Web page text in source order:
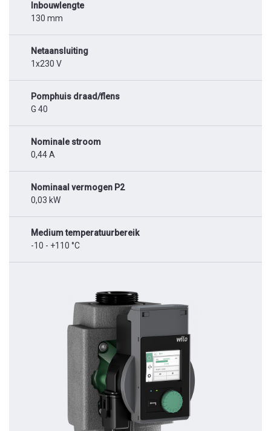
Inbouwlengte
130 mm
Netaansluiting
1x230 V
Pomphuis draad/flens
G 40
Nominale stroom
0,44 A
Nominaal vermogen P2
0,03 kW
Medium temperatuurbereik
-10 - +110 °C